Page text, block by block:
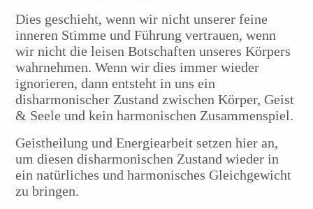
Dies geschieht, wenn wir nicht unserer feine
inneren Stimme und Führung vertrauen, wenn
wir nicht die leisen Botschaften unseres Körpers
wahrnehmen. Wenn wir dies immer wieder
ignorieren, dann entsteht in uns ein
disharmonischer Zustand zwischen Körper, Geist
& Seele und kein harmonischen Zusammenspiel.
Geistheilung und Energiearbeit setzen hier an,
um diesen disharmonischen Zustand wieder in
ein natürliches und harmonisches Gleichgewicht
zu bringen.